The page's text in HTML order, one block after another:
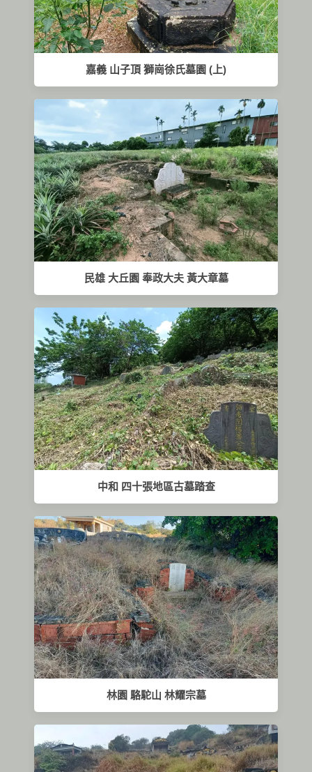
嘉義 山子頂 獅崗徐氏墓園 (上)
民雄 大丘園 奉政大夫 黃大章墓
中和 四十張地區古墓踏查
林園 駱駝山 林耀宗墓